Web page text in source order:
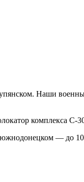
Наши
комплекса С-
— до